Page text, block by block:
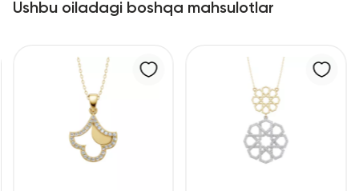
Ushbu oiladagi boshqa mahsulotlar